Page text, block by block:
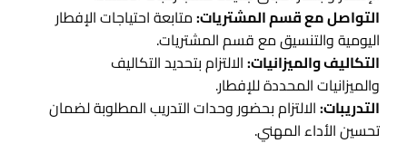
التواصل مع قسم المشتريات:متابعة احتياجات الإفطار
اليومية والتنسيق مع قسم المشتريات.
التكاليف والميزانيات:الالتزام بتحديد التكاليف
والميزانيات المحددة للإفطار.
التدريبات:الالتزام بحضور وحدات التدريب المطلوبة لضمان
تحسين الأداء المهني.